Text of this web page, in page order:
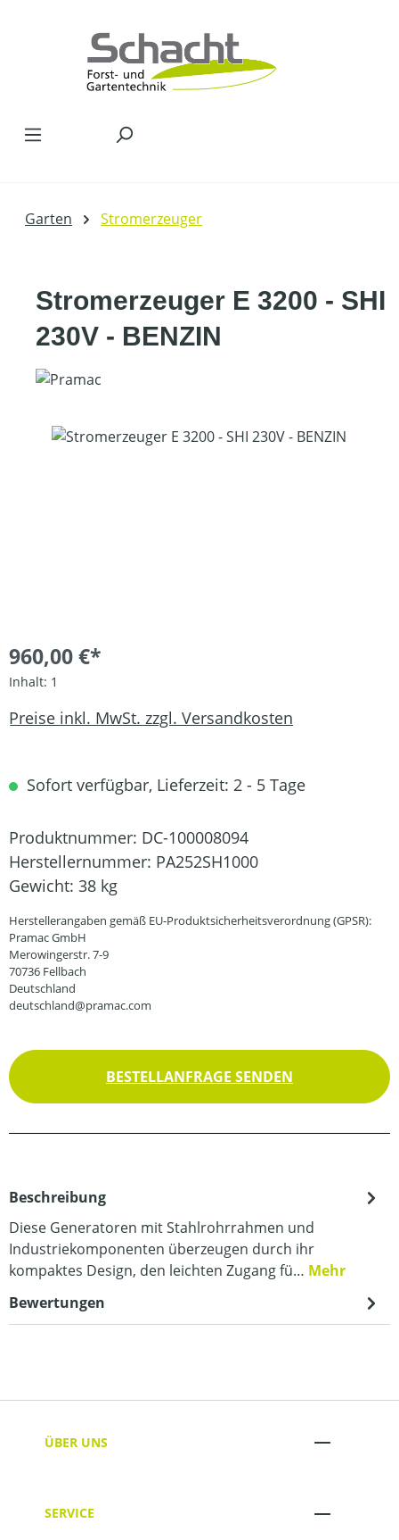
Garten Stromerzeuger
Stromerzeuger E 3200 - SHI
230V - BENZIN
Bildergalerie überspringen
960,00 €*
Inhalt: 1
Preise inkl. MwSt. zzgl. Versandkosten
Sofort verfügbar, Lieferzeit: 2 - 5 Tage
Produktnummer: DC-100008094
Herstellernummer: PA252SH1000
Gewicht: 38 kg
Herstellerangaben gemäß EU-Produktsicherheitsverordnung (GPSR):
Pramac GmbH
Merowingerstr. 7-9
70736 Fellbach
Deutschland
deutschland@pramac.com
BESTELLANFRAGE SENDEN
Beschreibung
Diese Generatoren mit Stahlrohrrahmen und
Industriekomponenten überzeugen durch ihr
kompaktes Design, den leichten Zugang fü… Mehr
Bewertungen
ÜBER UNS
SERVICE